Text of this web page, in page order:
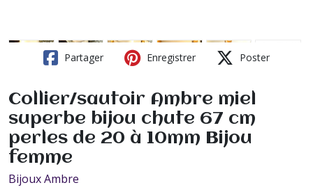
Partager Enregistrer Poster
Collier/sautoir Ambre miel
superbe bijou chute 67 cm
perles de 20 à 10mm Bijou
femme
Bijoux Ambre